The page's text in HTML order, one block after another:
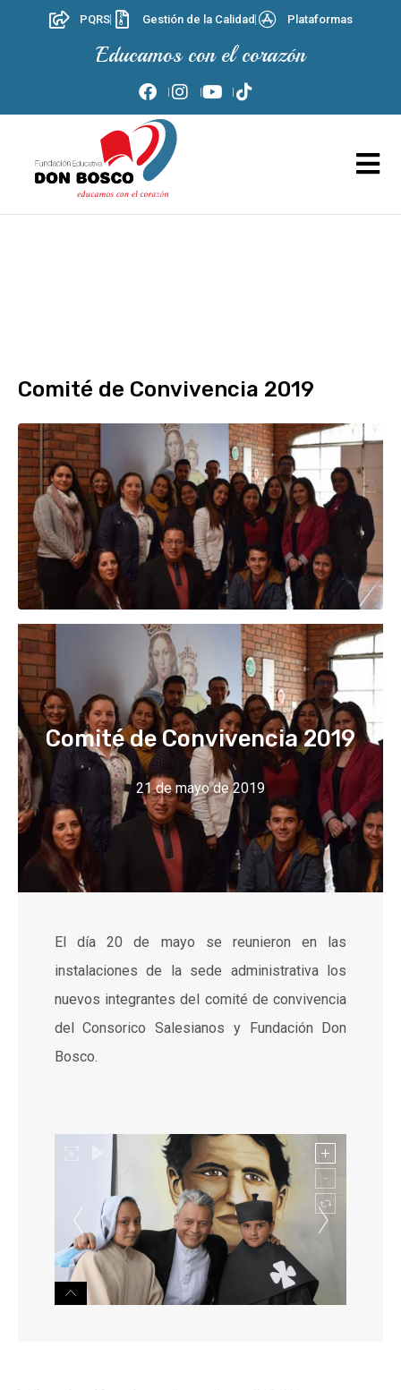
PQRS Gestión de la Calidad Plataformas
Educamos con el corazón
Comité de Convivencia 2019
Comité de Convivencia 2019
21 de mayo de 2019
El día 20 de mayo se reunieron en las
instalaciones de la sede administrativa los
nuevos integrantes del comité de convivencia
del Consorico Salesianos y Fundación Don
Bosco.